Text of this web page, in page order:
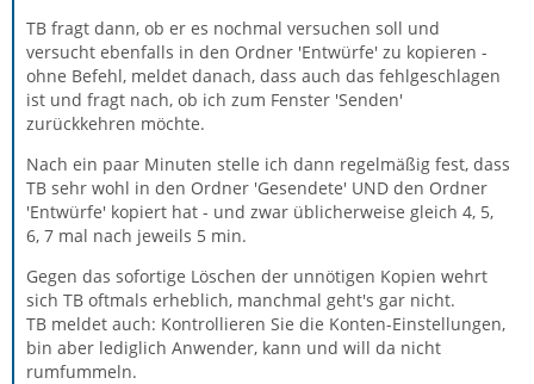
TB fragt dann, ob er es nochmal versuchen soll und
versucht ebenfalls in den Ordner 'Entwürfe' zu kopieren -
ohne Befehl, meldet danach, dass auch das fehlgeschlagen
ist und fragt nach, ob ich zum Fenster 'Senden'
zurückkehren möchte.
Nach ein paar Minuten stelle ich dann regelmäßig fest, dass
TB sehr wohl in den Ordner 'Gesendete' UND den Ordner
'Entwürfe' kopiert hat - und zwar üblicherweise gleich 4, 5,
6, 7 mal nach jeweils 5 min.
Gegen das sofortige Löschen der unnötigen Kopien wehrt
sich TB oftmals erheblich, manchmal geht's gar nicht.
TB meldet auch: Kontrollieren Sie die Konten-Einstellungen,
bin aber lediglich Anwender, kann und will da nicht
rumfummeln.